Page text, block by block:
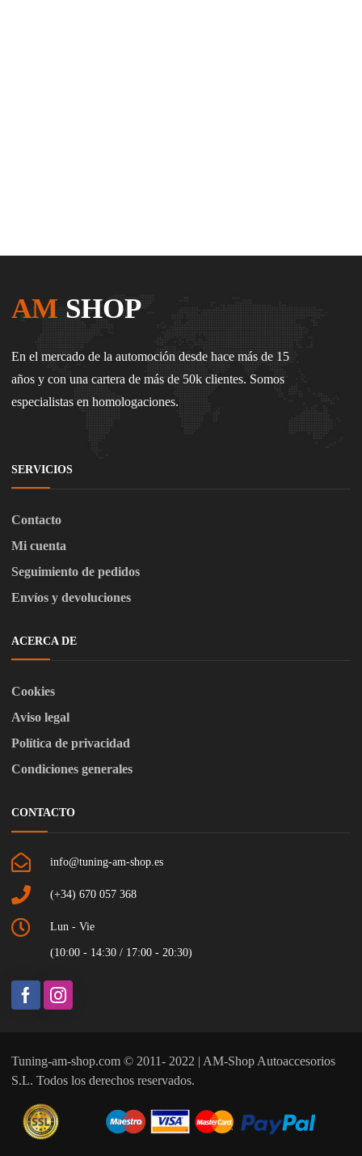
AM SHOP
En el mercado de la automoción desde hace más de 15
años y con una cartera de más de 50k clientes. Somos
especialistas en homologaciones.
SERVICIOS
Contacto
Mi cuenta
Seguimiento de pedidos
Envíos y devoluciones
ACERCA DE
Cookies
Aviso legal
Política de privacidad
Condiciones generales
CONTACTO
info@tuning-am-shop.es
(+34) 670 057 368
Lun - Vie
(10:00 - 14:30 / 17:00 - 20:30)
Tuning-am-shop.com © 2011- 2022 | AM-Shop Autoaccesorios
S.L. Todos los derechos reservados.